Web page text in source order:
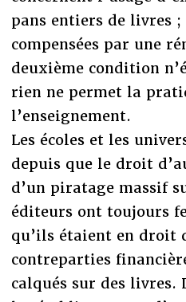
pans entiers de livres
compensées par une
deuxième condition
rien ne permet la
l’enseignement.
Les écoles et les
depuis que le droit
d’un piratage massif
éditeurs ont toujours
qu’ils étaient en droit
contreparties
calqués sur des livres.